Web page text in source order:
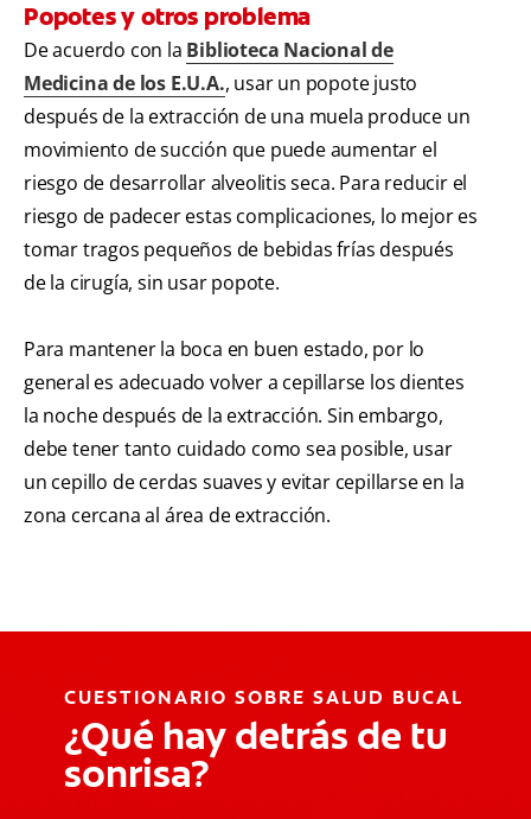
Popotes y otros problema
De acuerdo con la Biblioteca Nacional de
Medicina de los E.U.A., usar un popote justo
después de la extracción de una muela produce un
movimiento de succión que puede aumentar el
riesgo de desarrollar alveolitis seca. Para reducir el
riesgo de padecer estas complicaciones, lo mejor es
tomar tragos pequeños de bebidas frías después
de la cirugía, sin usar popote.
Para mantener la boca en buen estado, por lo
general es adecuado volver a cepillarse los dientes
la noche después de la extracción. Sin embargo,
debe tener tanto cuidado como sea posible, usar
un cepillo de cerdas suaves y evitar cepillarse en la
zona cercana al área de extracción.
CUESTIONARIO SOBRE SALUD BUCAL
¿Qué hay detrás de tu
sonrisa?